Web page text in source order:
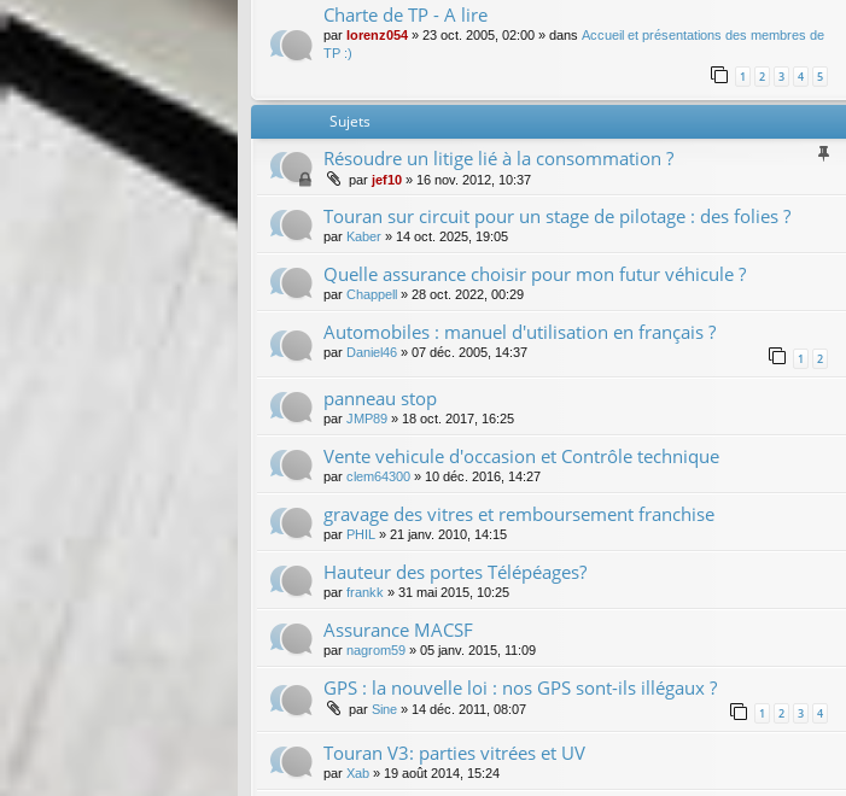
Charte de TP - A lire
par lorenz054 » 23 oct. 2005, 02:00 » dans Accueil et présentations des membres de
TP :)
1 2 3 4 5
Sujets
Résoudre un litige lié à la consommation ?
par jef10 » 16 nov. 2012, 10:37
Touran sur circuit pour un stage de pilotage : des folies ?
par Kaber » 14 oct. 2025, 19:05
Quelle assurance choisir pour mon futur véhicule ?
par Chappell » 28 oct. 2022, 00:29
Automobiles : manuel d'utilisation en français ?
par Daniel46 » 07 déc. 2005, 14:37 1 2
panneau stop
par JMP89 » 18 oct. 2017, 16:25
Vente vehicule d'occasion et Contrôle technique
par clem64300 » 10 déc. 2016, 14:27
gravage des vitres et remboursement franchise
par PHIL » 21 janv. 2010, 14:15
Hauteur des portes Télépéages?
par frankk » 31 mai 2015, 10:25
Assurance MACSF
par nagrom59 » 05 janv. 2015, 11:09
GPS : la nouvelle loi : nos GPS sont-ils illégaux ?
par Sine » 14 déc. 2011, 08:07 1 2 3 4
Touran V3: parties vitrées et UV
par Xab » 19 août 2014, 15:24